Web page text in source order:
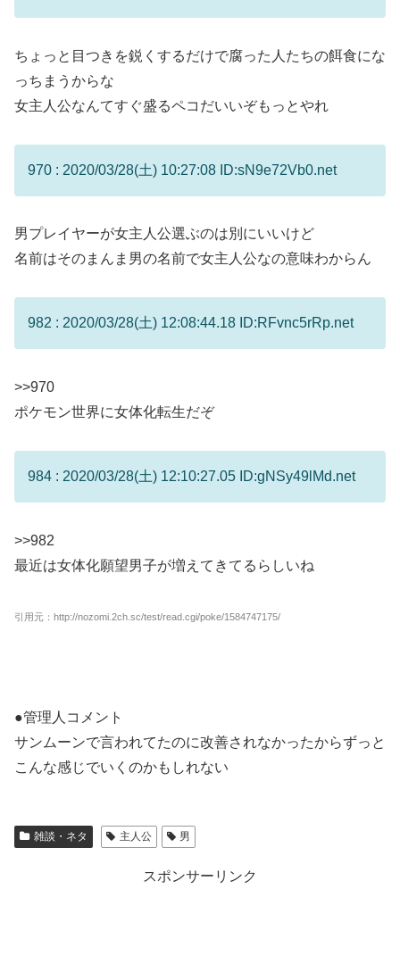
ちょっと目つきを鋭くするだけで腐った人たちの餌食にな
っちまうからな
女主人公なんてすぐ盛るペコだいいぞもっとやれ
970 : 2020/03/28(土) 10:27:08 ID:sN9e72Vb0.net
男プレイヤーが女主人公選ぶのは別にいいけど
名前はそのまんま男の名前で女主人公なの意味わからん
982 : 2020/03/28(土) 12:08:44.18 ID:RFvnc5rRp.net
>>970
ポケモン世界に女体化転生だぞ
984 : 2020/03/28(土) 12:10:27.05 ID:gNSy49lMd.net
>>982
最近は女体化願望男子が増えてきてるらしいね
引用元：http://nozomi.2ch.sc/test/read.cgi/poke/1584747175/
●管理人コメント
サンムーンで言われてたのに改善されなかったからずっと
こんな感じでいくのかもしれない
雑談・ネタ 主人公 男
スポンサーリンク